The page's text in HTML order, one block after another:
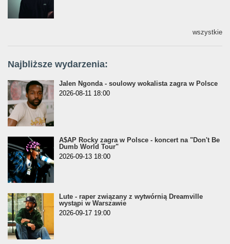
wszystkie
Najbliższe wydarzenia:
Jalen Ngonda - soulowy wokalista zagra w Polsce
2026-08-11 18:00
A$AP Rocky zagra w Polsce - koncert na "Don't Be
Dumb World Tour"
2026-09-13 18:00
Lute - raper związany z wytwórnią Dreamville
wystąpi w Warszawie
2026-09-17 19:00